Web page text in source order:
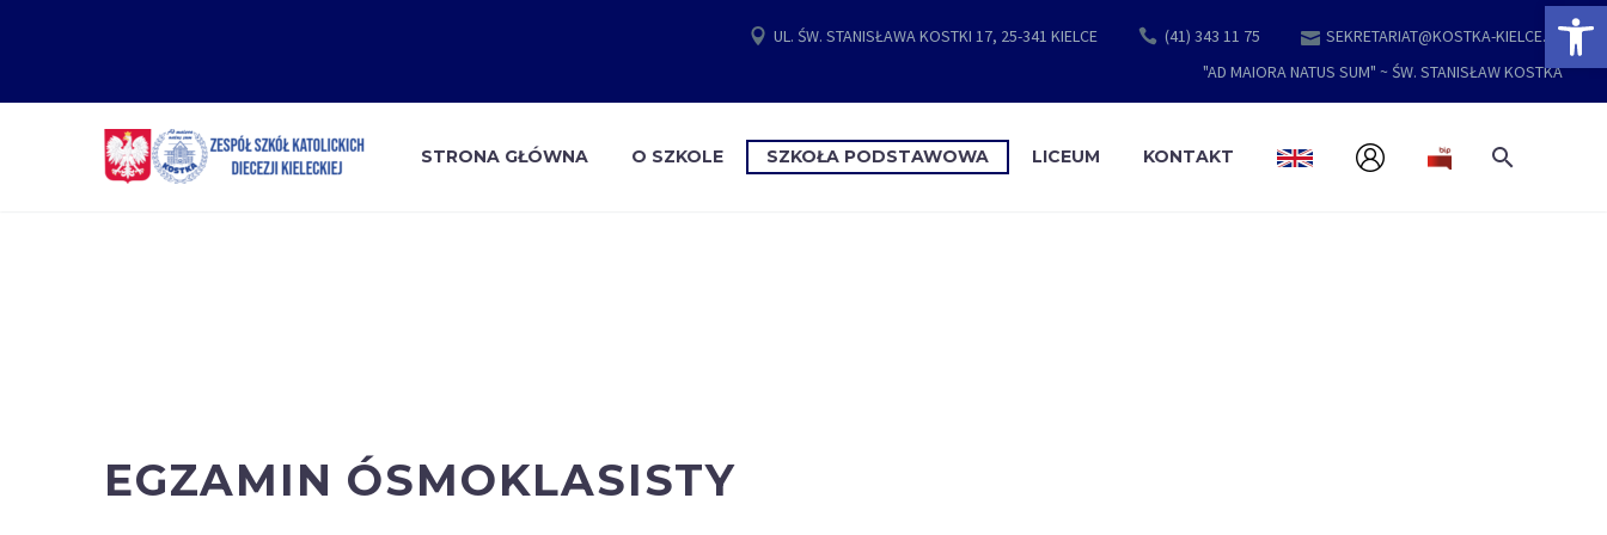
UL. ŚW. STANISŁAWA KOSTKI 17, 25-341 KIELCE (41) 343 11 75
SEKRETARIAT@KOSTKA-KIELCE.PL
"AD MAIORA NATUS SUM" ~ ŚW. STANISŁAW KOSTKA
STRONA GŁÓWNA O SZKOLE SZKOŁA PODSTAWOWA LICEUM KONTAKT
EGZAMIN ÓSMOKLASISTY